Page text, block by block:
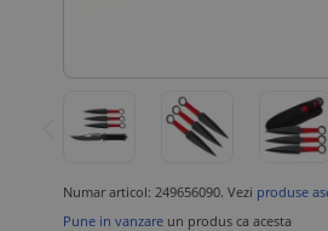
Numar articol: 249656090. Vezi produse
Pune in vanzare un produs ca acesta